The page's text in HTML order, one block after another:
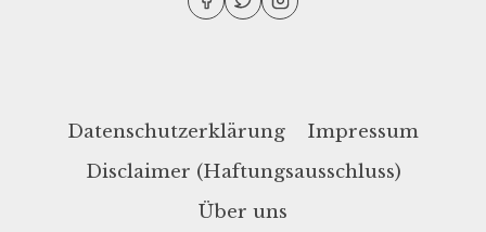
Datenschutzerklärung
Impressum
Disclaimer (Haftungsausschluss)
Über uns